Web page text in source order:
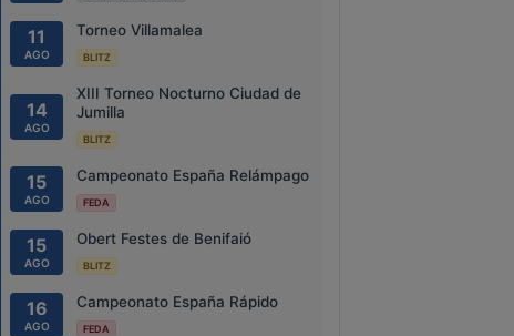
11
AGO
Torneo Villamalea
BLITZ
14
AGO
XIII Torneo Nocturno Ciudad de
Jumilla
BLITZ
15
AGO
Campeonato España Relámpago
FEDA
15
AGO
Obert Festes de Benifaió
BLITZ
16
AGO
Campeonato España Rápido
FEDA